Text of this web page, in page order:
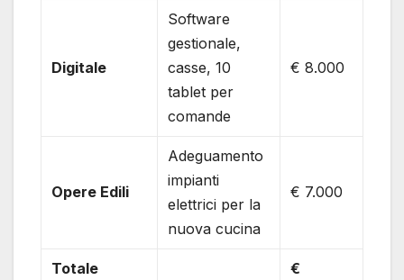
Digitale
Software
gestionale,
casse, 10
tablet per
comande
€ 8.000
Opere Edili
Adeguamento
impianti
elettrici per la
nuova cucina
€ 7.000
Totale
€